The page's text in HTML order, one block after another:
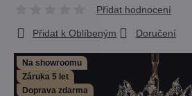
Na showroomu
Záruka 5 let
Doprava zdarma
Přidat hodnocení
Přidat k Oblíbeným Doručení